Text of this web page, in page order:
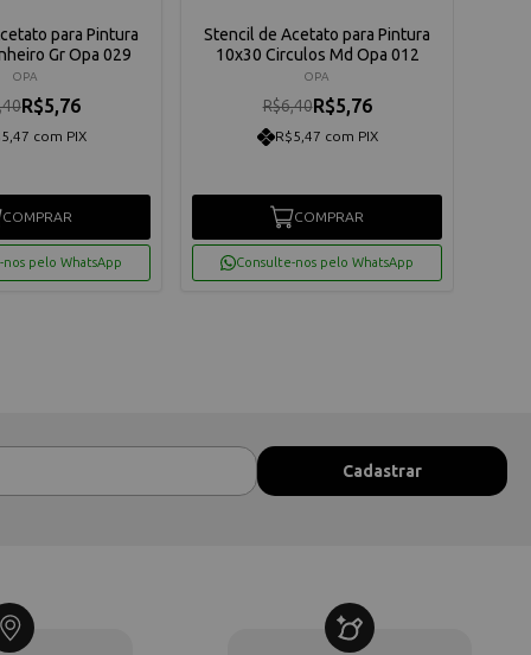
para Pintura
Gr Opa 029
OPA
R$5,76
com PIX
COMPRAR
nos pelo WhatsApp
Stencil de Acetato para Pintura
10x30 Circulos Md Opa 012
OPA
R$6,40R$5,76
R$5,47 com PIX
COMPRAR
Consulte-nos pelo WhatsApp